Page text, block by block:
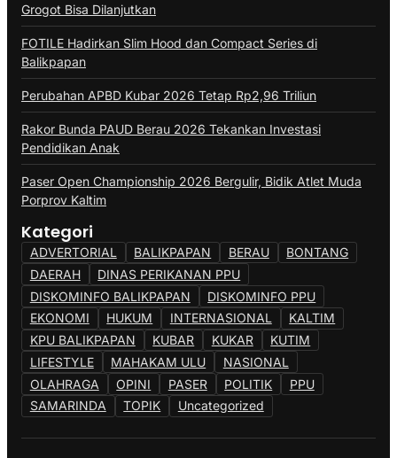
Grogot Bisa Dilanjutkan
FOTILE Hadirkan Slim Hood dan Compact Series di
Balikpapan
Perubahan APBD Kubar 2026 Tetap Rp2,96 Triliun
Rakor Bunda PAUD Berau 2026 Tekankan Investasi
Pendidikan Anak
Paser Open Championship 2026 Bergulir, Bidik Atlet Muda
Porprov Kaltim
Kategori
ADVERTORIAL BALIKPAPAN BERAU
BONTANG
DAERAH
DINAS PERIKANAN PPU
DISKOMINFO BALIKPAPAN
DISKOMINFO PPU
EKONOMI
HUKUM INTERNASIONAL
KALTIM
KPU BALIKPAPAN
KUBAR KUKAR
KUTIM
LIFESTYLE
MAHAKAM ULU
NASIONAL
OLAHRAGA
OPINI PASER POLITIK
PPU
SAMARINDA
TOPIK Uncategorized